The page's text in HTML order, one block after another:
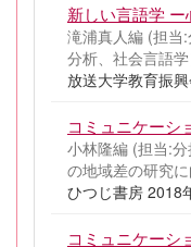
新しい言語学
滝浦真人編 (担当
分析、社会言語
放送大学教育振
コミュニケーシ
小林隆編 (担当:
の地域差の研究
ひつじ書房 2018
コミュニケーシ